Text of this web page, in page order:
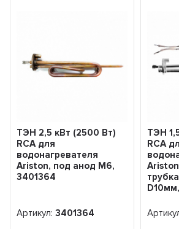
ТЭН 2,5 кВт (2500 Вт)
RCA для
водонагревателя
Ariston, под анод М6,
3401364
Артикул:3401364
ТЭН
RCA